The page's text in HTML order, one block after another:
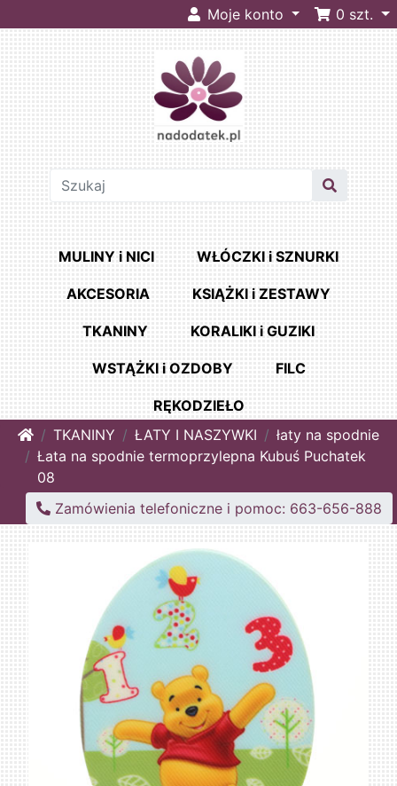
Moje konto 0 szt.
MULINY i NICI WŁÓCZKI i SZNURKI
AKCESORIA KSIĄŻKI i ZESTAWY
TKANINY KORALIKI i GUZIKI
WSTĄŻKI i OZDOBY FILC
RĘKODZIEŁO
HomeTKANINY ŁATY I NASZYWKI
łaty na spodnie
Łata na spodnie termoprzylepna Kubuś Puchatek
08
Zamówienia telefoniczne i pomoc: 663-656-888